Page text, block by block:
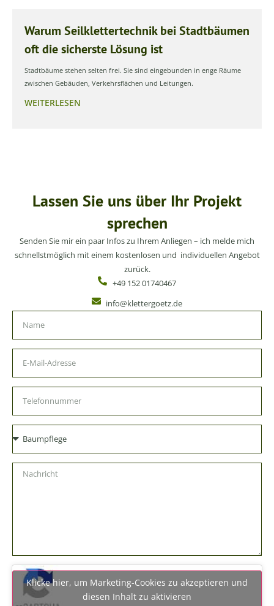
Warum Seilklettertechnik bei Stadtbäumen
oft die sicherste Lösung ist
Stadtbäume stehen selten frei. Sie sind eingebunden in enge Räume
zwischen Gebäuden, Verkehrsflächen und Leitungen.
WEITERLESEN
Lassen Sie uns über Ihr Projekt
sprechen
Senden Sie mir ein paar Infos zu Ihrem Anliegen – ich melde mich
schnellstmöglich mit einem kostenlosen und individuellen Angebot
zurück.
+49 152 01740467
info@klettergoetz.de
Klicke hier, um Marketing-Cookies zu akzeptieren und
diesen Inhalt zu aktivieren